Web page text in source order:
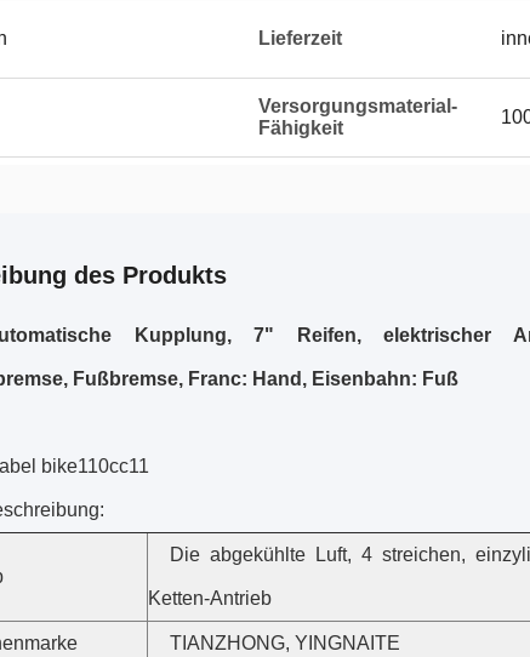
Lieferzeit
Versorgungsmaterial-
Fähigkeit
des Produkts
Kupplung, 7" Reifen, elektrischer
Fußbremse, Franc: Hand, Eisenbahn: Fuß
bike110cc11
Die abgekühlte Luft, 4 streichen,
Ketten-Antrieb
TIANZHONG, YINGNAITE